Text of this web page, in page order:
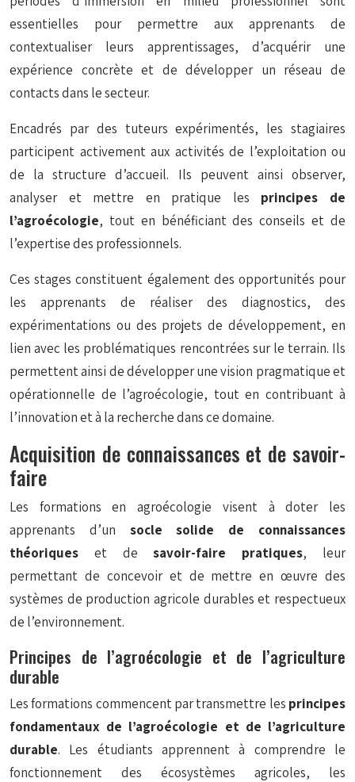
essentielles pour permettre aux apprenants de
contextualiser leurs apprentissages, d’acquérir une
expérience concrète et de développer un réseau de
contacts dans le secteur.
Encadrés par des tuteurs expérimentés, les stagiaires
participent activement aux activités de l’exploitation ou
de la structure d’accueil. Ils peuvent ainsi observer,
analyser et mettre en pratique les principes de
l’agroécologie, tout en bénéficiant des conseils et de
l’expertise des professionnels.
Ces stages constituent également des opportunités pour
les apprenants de réaliser des diagnostics, des
expérimentations ou des projets de développement, en
lien avec les problématiques rencontrées sur le terrain. Ils
permettent ainsi de développer une vision pragmatique et
opérationnelle de l’agroécologie, tout en contribuant à
l’innovation et à la recherche dans ce domaine.
Acquisition de connaissances et de savoir-
faire
Les formations en agroécologie visent à doter les
apprenants d’un socle solide de connaissances
théoriques et desavoir-faire pratiques, leur
permettant de concevoir et de mettre en œuvre des
systèmes de production agricole durables et respectueux
de l’environnement.
Principes de l’agroécologie et de l’agriculture
durable
Les formations commencent par transmettre les principes
fondamentaux de l’agroécologie et de l’agriculture
durable. Les étudiants apprennent à comprendre le
fonctionnement des écosystèmes agricoles, les